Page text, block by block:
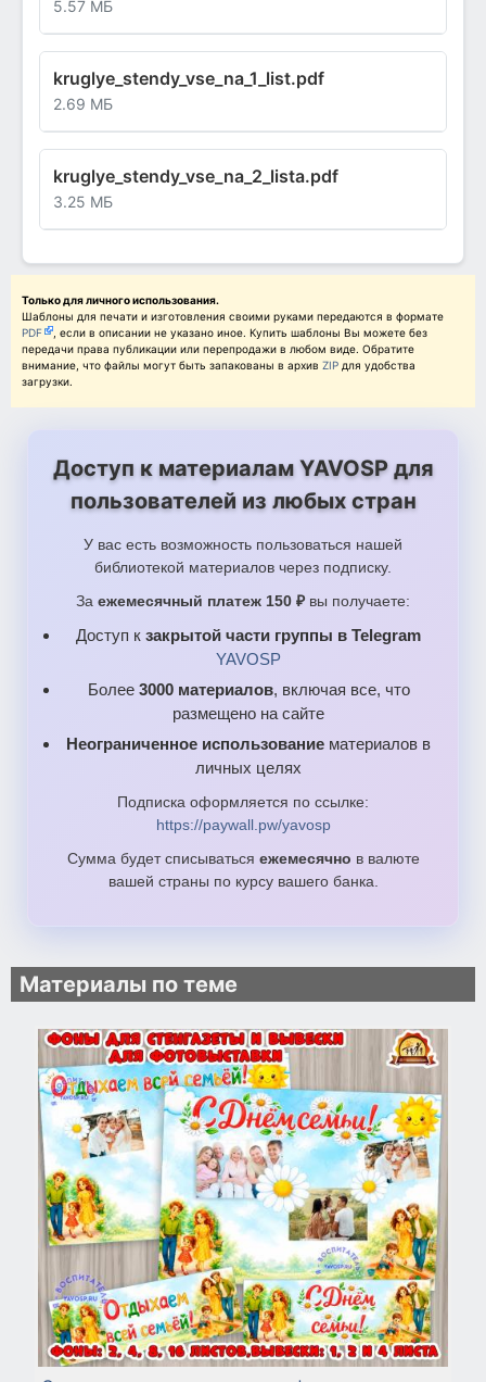
5.57 МБ
kruglye_stendy_vse_na_1_list.pdf
2.69 МБ
kruglye_stendy_vse_na_2_lista.pdf
3.25 МБ
Только для личного использования.
Шаблоны для печати и изготовления своими руками передаются в формате
PDF
, если в описании не указано иное. Купить шаблоны Вы можете без
передачи права публикации или перепродажи в любом виде. Обратите
внимание, что файлы могут быть запакованы в архив ZIP для удобства
загрузки.
Доступ к материалам YAVOSP для
пользователей из любых стран
У вас есть возможность пользоваться нашей
библиотекой материалов через подписку.
За ежемесячный платеж 150 ₽ вы получаете:
Доступ к закрытой части группы в Telegram
YAVOSP
Более 3000 материалов, включая все, что
размещено на сайте
Неограниченное использование материалов в
личных целях
Подписка оформляется по ссылке:
https://paywall.pw/yavosp
Сумма будет списываться ежемесячно в валюте
вашей страны по курсу вашего банка.
Материалы по теме